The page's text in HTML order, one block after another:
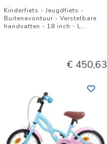
Kinderfiets - Jeugdfiets -
Buitenavontuur - Verstelbare
handvatten - 18 inch - L...
€ 450,63